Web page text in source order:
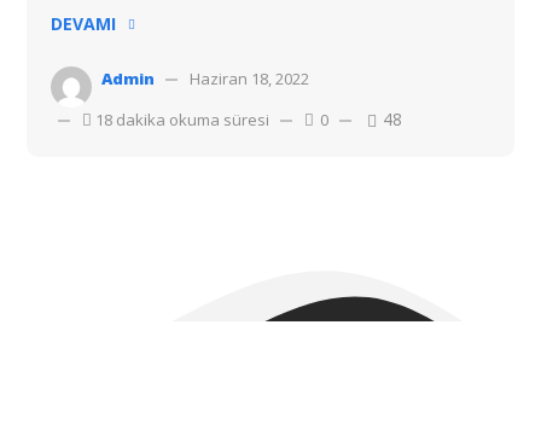
DEVAMI
Admin
Haziran 18, 2022
18 dakika okuma süresi
0 48